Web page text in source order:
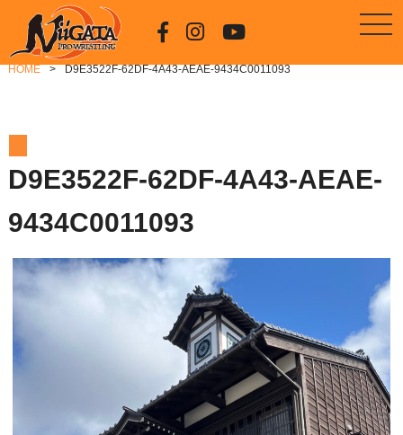
HOME D9E3522F-62DF-4A43-AEAE-9434C0011093
D9E3522F-62DF-4A43-AEAE-
9434C0011093